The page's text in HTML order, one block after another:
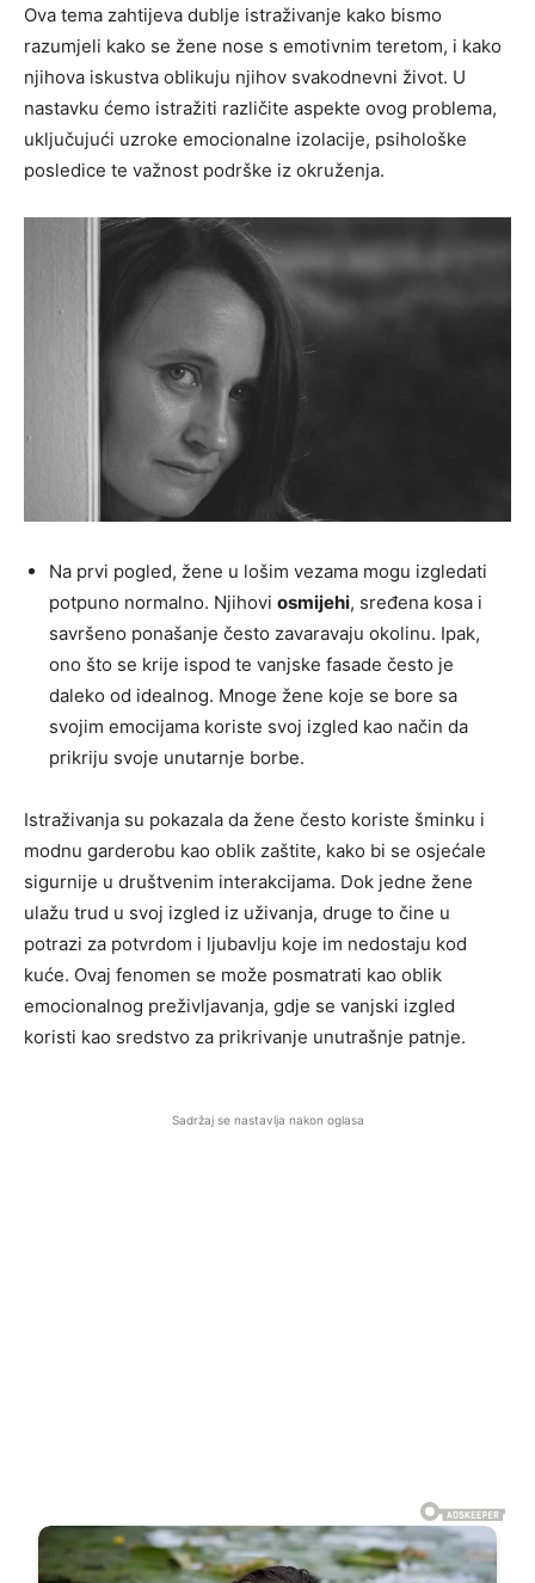
Ova tema zahtijeva dublje istraživanje kako bismo
razumjeli kako se žene nose s emotivnim teretom, i kako
njihova iskustva oblikuju njihov svakodnevni život. U
nastavku ćemo istražiti različite aspekte ovog problema,
uključujući uzroke emocionalne izolacije, psihološke
posledice te važnost podrške iz okruženja.
Na prvi pogled, žene u lošim vezama mogu izgledati
potpuno normalno. Njihovi osmijehi, sređena kosa i
savršeno ponašanje često zavaravaju okolinu. Ipak,
ono što se krije ispod te vanjske fasade često je
daleko od idealnog. Mnoge žene koje se bore sa
svojim emocijama koriste svoj izgled kao način da
prikriju svoje unutarnje borbe.
Istraživanja su pokazala da žene često koriste šminku i
modnu garderobu kao oblik zaštite, kako bi se osjećale
sigurnije u društvenim interakcijama. Dok jedne žene
ulažu trud u svoj izgled iz uživanja, druge to čine u
potrazi za potvrdom i ljubavlju koje im nedostaju kod
kuće. Ovaj fenomen se može posmatrati kao oblik
emocionalnog preživljavanja, gdje se vanjski izgled
koristi kao sredstvo za prikrivanje unutrašnje patnje.
Sadržaj se nastavlja nakon oglasa